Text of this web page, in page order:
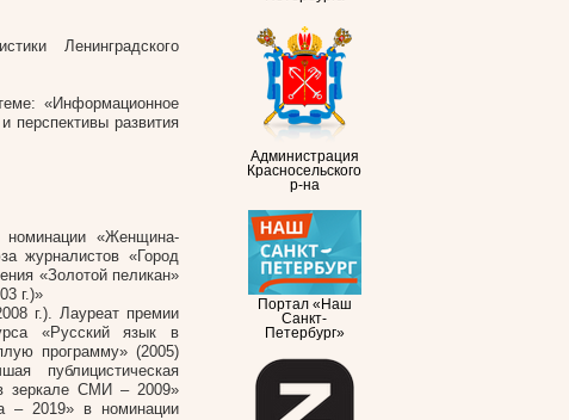
Администрация
Красносельского
р-на
Портал «Наш
Санкт-
Петербург»
Ленинградского
«Информационное
перспективы развития
«Женщина-
журналистов «Город
«Золотой пеликан»
г.)»
г.). Лауреат премии
«Русский язык в
программу» (2005)
публицистическая
в зеркале СМИ – 2009»
– 2019» в номинации